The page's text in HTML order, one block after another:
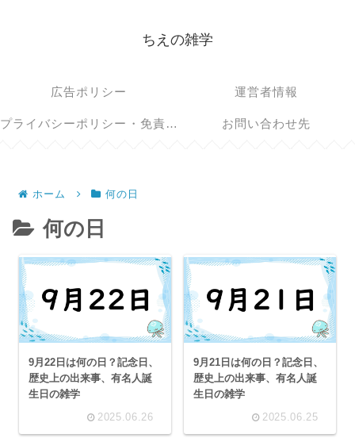
ちえの雑学
広告ポリシー 運営者情報
プライバシーポリシー・免責事項 お問い合わせ先
ホーム 何の日
何の日
9月22日は何の日？記念日、
歴史上の出来事、有名人誕
生日の雑学
2025.06.26
9月21日は何の日？記念日、
歴史上の出来事、有名人誕
生日の雑学
2025.06.25